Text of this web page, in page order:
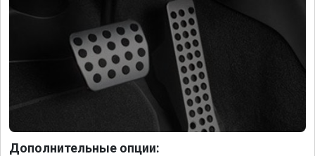
Дополнительные опции: